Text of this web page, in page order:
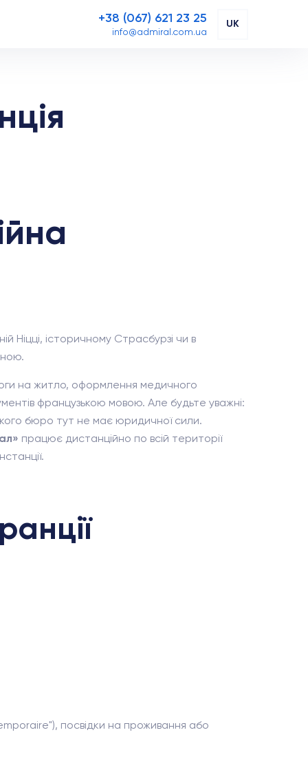
+38 (067) 621 23 25
info@admiral.com.ua
UK
Ніцці, історичному Страсбурзі чи в
на житло, оформлення медичного
французькою мовою. Але будьте уважні:
бюро тут не має юридичної сили.
працює дистанційно по всій території
посвідки на проживання або